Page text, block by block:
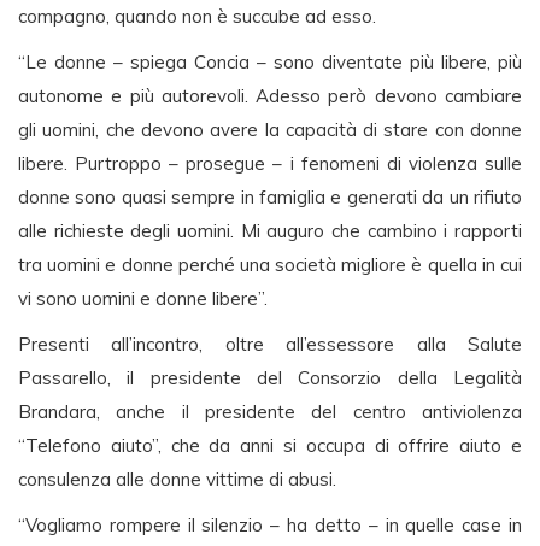
compagno, quando non è succube ad esso.
“Le donne – spiega Concia – sono diventate più libere, più
autonome e più autorevoli. Adesso però devono cambiare
gli uomini, che devono avere la capacità di stare con donne
libere. Purtroppo – prosegue – i fenomeni di violenza sulle
donne sono quasi sempre in famiglia e generati da un rifiuto
alle richieste degli uomini. Mi auguro che cambino i rapporti
tra uomini e donne perché una società migliore è quella in cui
vi sono uomini e donne libere”.
Presenti all’incontro, oltre all’essessore alla Salute
Passarello, il presidente del Consorzio della Legalità
Brandara, anche il presidente del centro antiviolenza
“Telefono aiuto”, che da anni si occupa di offrire aiuto e
consulenza alle donne vittime di abusi.
“Vogliamo rompere il silenzio – ha detto – in quelle case in